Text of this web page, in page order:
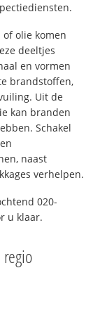
olie komen
deeltjes
en vormen
brandstoffen,
Uit de
kan branden
Schakel
naast
verhelpen.
020-
u klaar.